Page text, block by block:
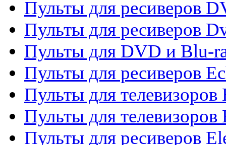
Пульты для ресиверов
Пульты для ресиверов
Пульты для DVD и Blu-
Пульты для ресиверов
Пульты для телевизоров
Пульты для телевизоров
Пульты для ресиверов